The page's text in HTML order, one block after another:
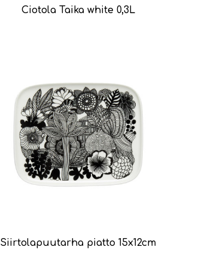
Ciotola Taika white 0,3L
Siirtolapuutarha piatto 15x12cm